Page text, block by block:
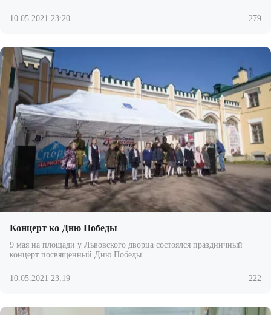
10.05.2021 23:20 279
Концерт ко Дню Победы
9 мая на площади у Львовского дворца состоялся праздничный
концерт посвящённый Дню Победы.
10.05.2021 23:19 222